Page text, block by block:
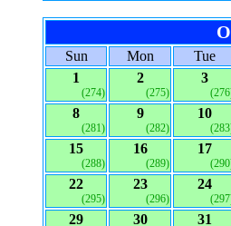
Sun Mon
Tue
1
(274)
2
(275)
3
8
(281)
9
(282)
10
15
(288)
16
(289)
17
22
(295)
23
(296)
24
29 30 31